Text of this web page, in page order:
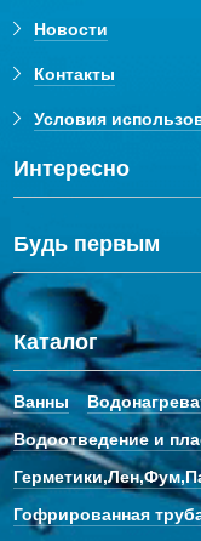
Новости
Контакты
Условия
Интересно
Будь первым
Каталог
Ванны
Водоотведение и
Гофрированная